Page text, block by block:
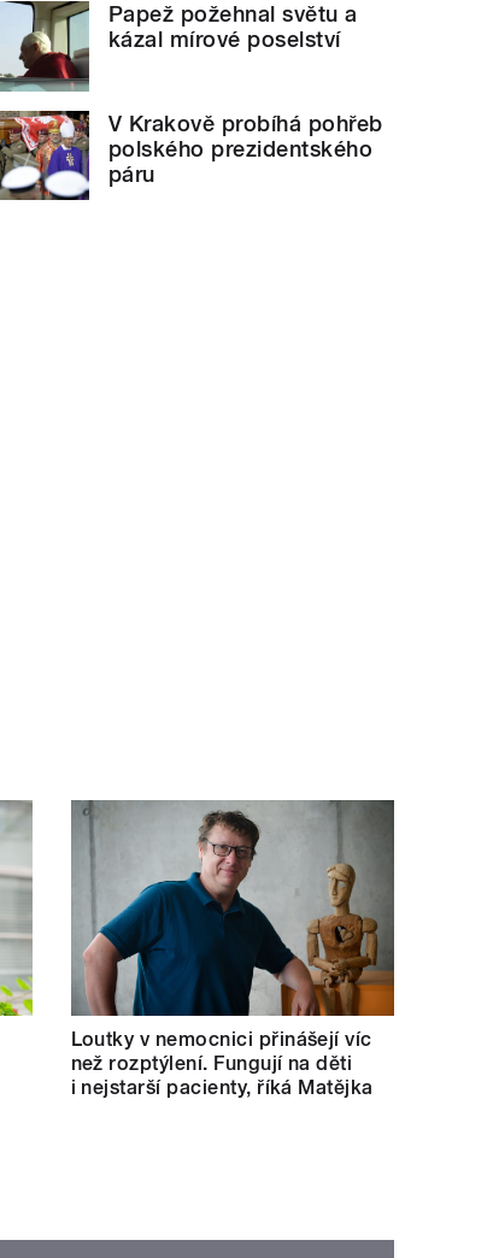
Papež požehnal světu a
kázal mírové poselství
V Krakově probíhá pohřeb
polského prezidentského
páru
Loutky v nemocnici přinášejí víc
než rozptýlení. Fungují na děti
i nejstarší pacienty, říká Matějka